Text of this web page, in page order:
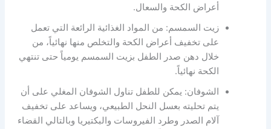
أعراض الكحة والسعال.
زيت السمسم: من المواد الغذائية الرائعة التي تعمل
على تخفيف أعراض الكحة والتخلص منها نهائياً، من
خلال دهن صدر الطفل بزيت السمسم يومياً حتى تنتهي
الكحة نهائياً.
الشوفان: يمكن للطفل تناول الشوفان المغلي على أن
يتم تحليته بعسل النحل الطبيعي، ويساعد على تخفيف
آلام الصدر وطرد الفيروسات والبكتيريا وبالتالي القضاء